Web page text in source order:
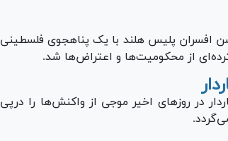
افسران پلیس هلند با یک پناهجوی فلسطینی
از محکومیت‌ها و اعتراض‌ها شد.
در روز‌های اخیر موجی از واکنش‌ها را درپی